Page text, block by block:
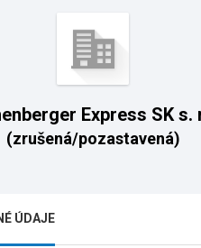
Express SK s.
(zrušená/pozastavená)
ÚDAJE